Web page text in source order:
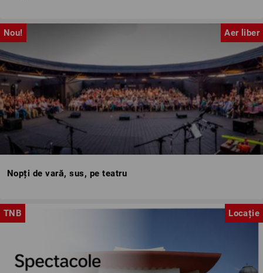
Nou! Aer liber
Nopți de vară, sus, pe teatru
TNB Locație